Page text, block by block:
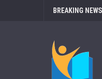
BREAKING NEWS